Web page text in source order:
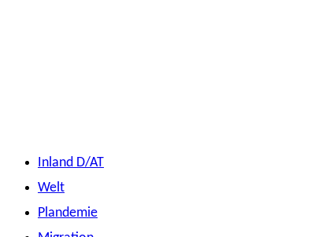
Inland D/AT
Welt
Plandemie